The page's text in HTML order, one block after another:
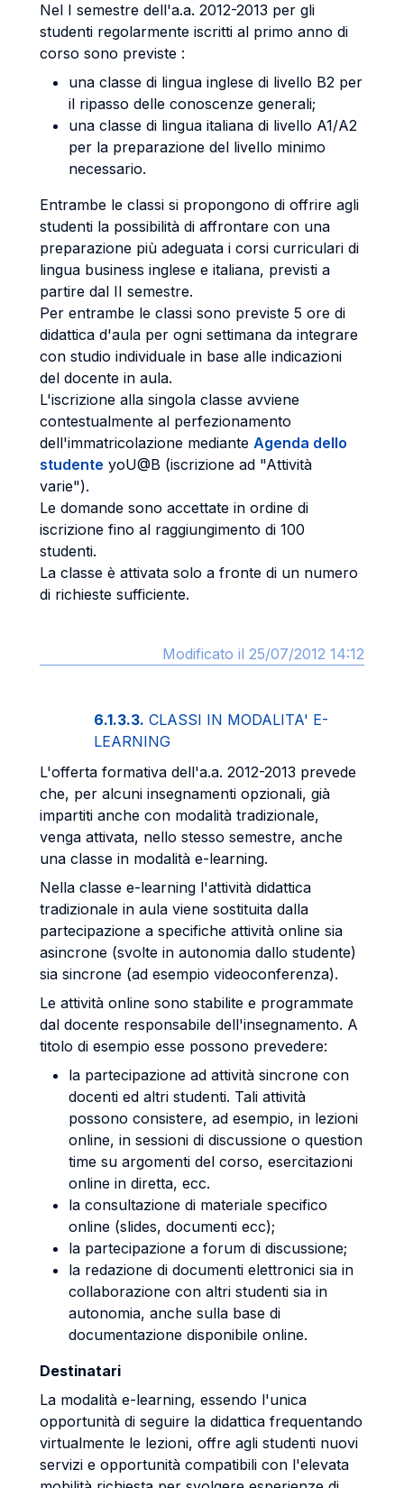
Nel I semestre dell'a.a. 2012-2013 per gli
studenti regolarmente iscritti al primo anno di
corso sono previste :
una classe di lingua inglese di livello B2 per
il ripasso delle conoscenze generali;
una classe di lingua italiana di livello A1/A2
per la preparazione del livello minimo
necessario.
Entrambe le classi si propongono di offrire agli
studenti la possibilità di affrontare con una
preparazione più adeguata i corsi curriculari di
lingua business inglese e italiana, previsti a
partire dal II semestre.
Per entrambe le classi sono previste 5 ore di
didattica d'aula per ogni settimana da integrare
con studio individuale in base alle indicazioni
del docente in aula.
L'iscrizione alla singola classe avviene
contestualmente al perfezionamento
dell'immatricolazione mediante Agenda dello
studente yoU@B (iscrizione ad "Attività
varie").
Le domande sono accettate in ordine di
iscrizione fino al raggiungimento di 100
studenti.
La classe è attivata solo a fronte di un numero
di richieste sufficiente.
Modificato il 25/07/2012 14:12
6.1.3.3. CLASSI IN MODALITA' E-
LEARNING
L'offerta formativa dell'a.a. 2012-2013 prevede
che, per alcuni insegnamenti opzionali, già
impartiti anche con modalità tradizionale,
venga attivata, nello stesso semestre, anche
una classe in modalità e-learning.
Nella classe e-learning l'attività didattica
tradizionale in aula viene sostituita dalla
partecipazione a specifiche attività online sia
asincrone (svolte in autonomia dallo studente)
sia sincrone (ad esempio videoconferenza).
Le attività online sono stabilite e programmate
dal docente responsabile dell'insegnamento. A
titolo di esempio esse possono prevedere:
la partecipazione ad attività sincrone con
docenti ed altri studenti. Tali attività
possono consistere, ad esempio, in lezioni
online, in sessioni di discussione o question
time su argomenti del corso, esercitazioni
online in diretta, ecc.
la consultazione di materiale specifico
online (slides, documenti ecc);
la partecipazione a forum di discussione;
la redazione di documenti elettronici sia in
collaborazione con altri studenti sia in
autonomia, anche sulla base di
documentazione disponibile online.
Destinatari
La modalità e-learning, essendo l'unica
opportunità di seguire la didattica frequentando
virtualmente le lezioni, offre agli studenti nuovi
servizi e opportunità compatibili con l'elevata